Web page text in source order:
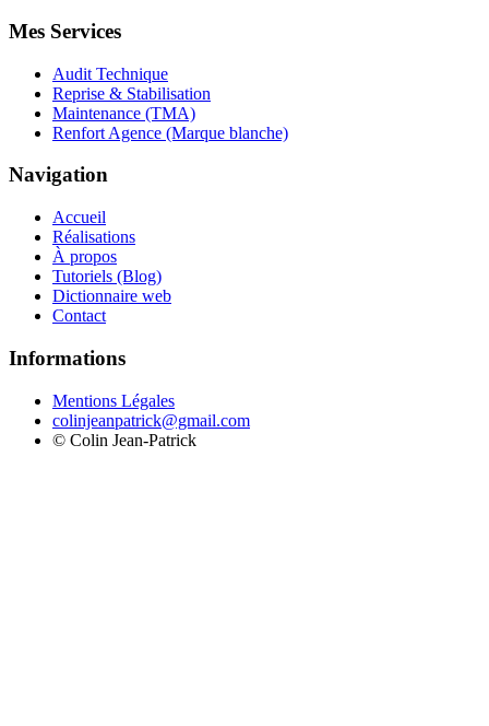
Mes Services
Audit Technique
Reprise & Stabilisation
Maintenance (TMA)
Renfort Agence (Marque blanche)
Navigation
Accueil
Réalisations
À propos
Tutoriels (Blog)
Dictionnaire web
Contact
Informations
Mentions Légales
colinjeanpatrick@gmail.com
© Colin Jean-Patrick